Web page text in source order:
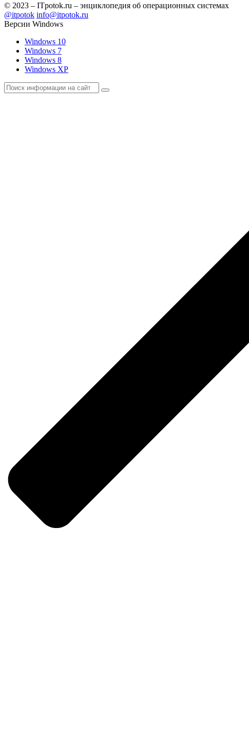
© 2023 – ITpotok.ru – энциклопедия об операционных системах
@itpotok info@itpotok.ru
Версии Windows
Windows 10
Windows 7
Windows 8
Windows XP